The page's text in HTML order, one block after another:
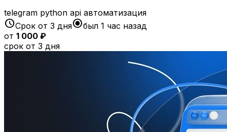
telegram python api автоматизация
scheduleСрок от 3 дняradio_button_checkedбыл 1 час назад
от 1 000 ₽
срок от 3 дня